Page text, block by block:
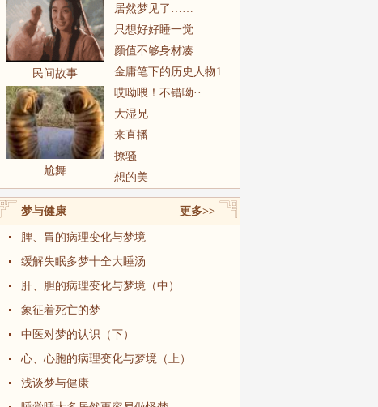
民间故事
尬舞
居然梦见了……
只想好好睡一觉
颜值不够身材凑
金庸笔下的历史人物1
哎呦喂！不错呦··
大湿兄
来直播
撩骚
想的美
更多>>
梦与健康
脾、胃的病理变化与梦境
缓解失眠多梦十全大睡汤
肝、胆的病理变化与梦境（中）
象征着死亡的梦
中医对梦的认识（下）
心、心胞的病理变化与梦境（上）
浅谈梦与健康